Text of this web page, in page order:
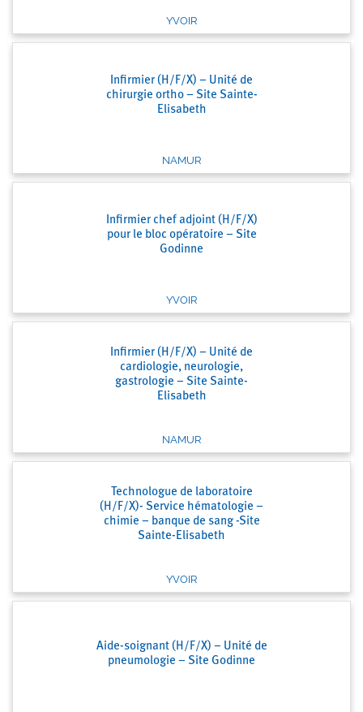
YVOIR
Infirmier (H/F/X) – Unité de
chirurgie ortho – Site Sainte-
Elisabeth
NAMUR
Infirmier chef adjoint (H/F/X)
pour le bloc opératoire – Site
Godinne
YVOIR
Infirmier (H/F/X) – Unité de
cardiologie, neurologie,
gastrologie – Site Sainte-
Elisabeth
NAMUR
Technologue de laboratoire
(H/F/X)- Service hématologie –
chimie – banque de sang -Site
Sainte-Elisabeth
YVOIR
Aide-soignant (H/F/X) – Unité de
pneumologie – Site Godinne